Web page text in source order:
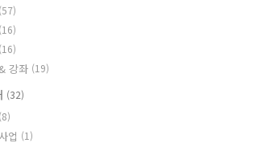
(57)
(16)
(16)
강좌 (19)
(32)
(8)
업 (1)